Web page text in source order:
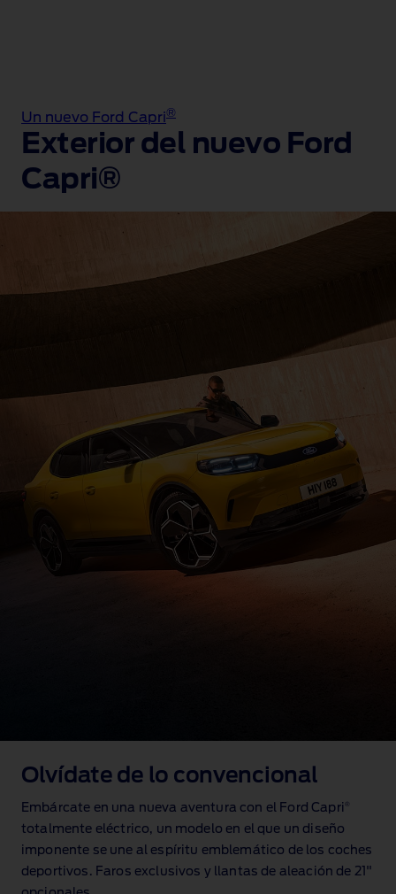
Un nuevo Ford Capri®
Exterior del nuevo Ford
Capri®
Olvídate de lo convencional
Embárcate en una nueva aventura con el Ford Capri
totalmente eléctrico, un modelo en el que un diseño
imponente se une al espíritu emblemático de los coches
deportivos. Faros exclusivos y llantas de aleación de 21"